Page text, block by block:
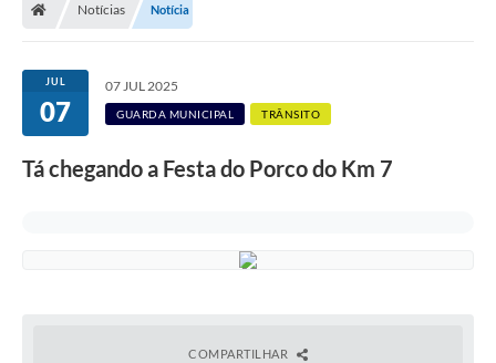
Licitações / PCA
Transparência
Notícias Notícia
JUL
07
07 JUL 2025
GUARDA MUNICIPAL TRÂNSITO
Tá chegando a Festa do Porco do Km 7
COMPARTILHAR